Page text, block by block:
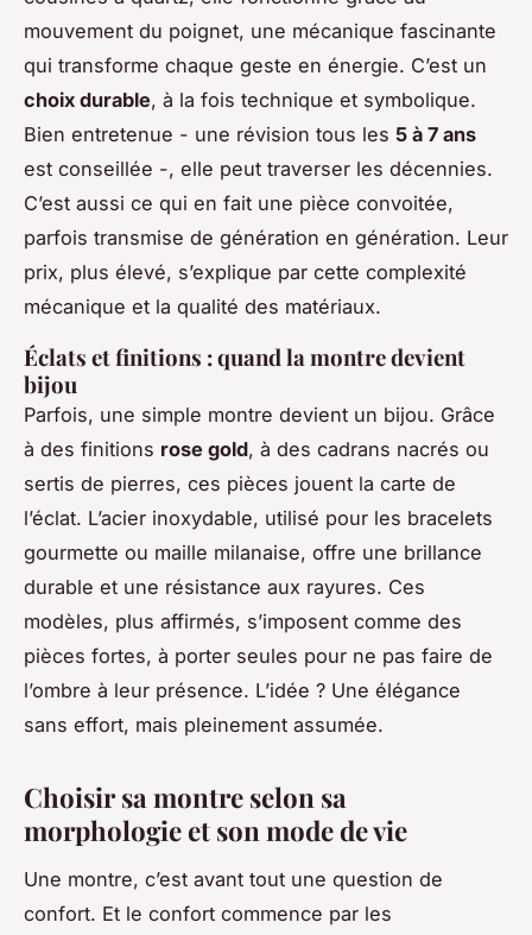
mouvement du poignet, une mécanique fascinante
qui transforme chaque geste en énergie. C’est un
choix durable, à la fois technique et symbolique.
Bien entretenue - une révision tous les 5 à 7 ans
est conseillée -, elle peut traverser les décennies.
C’est aussi ce qui en fait une pièce convoitée,
parfois transmise de génération en génération. Leur
prix, plus élevé, s’explique par cette complexité
mécanique et la qualité des matériaux.
Éclats et finitions : quand la montre devient
bijou
Parfois, une simple montre devient un bijou. Grâce
à des finitions rose gold, à des cadrans nacrés ou
sertis de pierres, ces pièces jouent la carte de
l’éclat. L’acier inoxydable, utilisé pour les bracelets
gourmette ou maille milanaise, offre une brillance
durable et une résistance aux rayures. Ces
modèles, plus affirmés, s’imposent comme des
pièces fortes, à porter seules pour ne pas faire de
l’ombre à leur présence. L’idée ? Une élégance
sans effort, mais pleinement assumée.
Choisir sa montre selon sa
morphologie et son mode de vie
Une montre, c’est avant tout une question de
confort. Et le confort commence par les